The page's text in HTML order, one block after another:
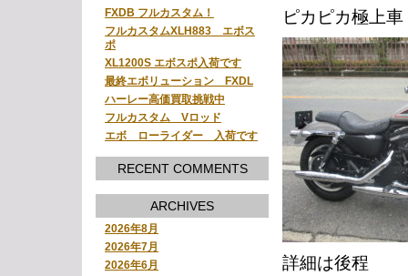
FXDB フルカスタム！
フルカスタムXLH883 エボス
ポ
XL1200S エボスポ入荷です
最終エボリューション FXDL
ハーレー高価買取挑戦中
フルカスタム Vロッド
エボ ローライダー 入荷です
RECENT COMMENTS
ARCHIVES
2026年8月
2026年7月
2026年6月
ピカピカ極上車
詳細は後程